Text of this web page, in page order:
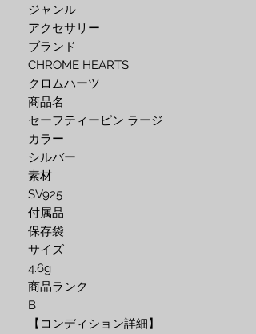
ジャンル
アクセサリー
ブランド
CHROME HEARTS
クロムハーツ
商品名
セーフティーピン ラージ
カラー
シルバー
素材
SV925
付属品
保存袋
サイズ
4.6g
商品ランク
B
【コンディション詳細】